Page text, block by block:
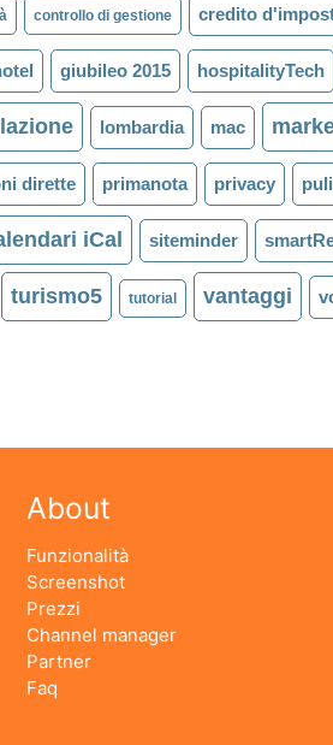
controllo di gestione credito
giubileo 2015 hospitalityTech
lombardia mac
dirette primanota privacy
iCal siteminder
turismo5 tutorial vantaggi
About
Funzionalità
Screenshot
Prezzi
Channel manager
Partner
Faq